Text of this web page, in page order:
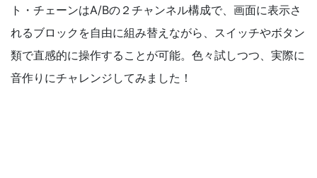
ト・チェーンはA/Bの２チャンネル構成で、画面に表示さ
れるブロックを自由に組み替えながら、スイッチやボタン
類で直感的に操作することが可能。色々試しつつ、実際に
音作りにチャレンジしてみました！